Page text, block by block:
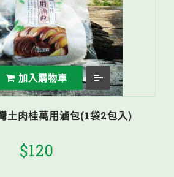
加入購物車
土肉桂萬用滷包(1袋2包入)
$120